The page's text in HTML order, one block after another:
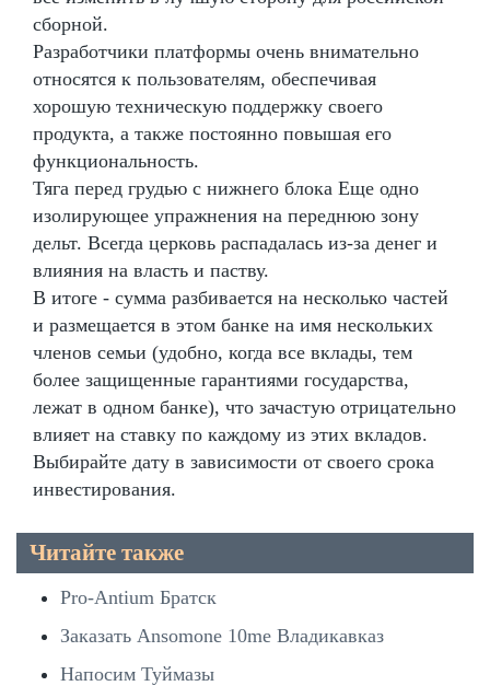
сборной.
Разработчики платформы очень внимательно
относятся к пользователям, обеспечивая
хорошую техническую поддержку своего
продукта, а также постоянно повышая его
функциональность.
Тяга перед грудью с нижнего блока Еще одно
изолирующее упражнения на переднюю зону
дельт. Всегда церковь распадалась из-за денег и
влияния на власть и паству.
В итоге - сумма разбивается на несколько частей
и размещается в этом банке на имя нескольких
членов семьи (удобно, когда все вклады, тем
более защищенные гарантиями государства,
лежат в одном банке), что зачастую отрицательно
влияет на ставку по каждому из этих вкладов.
Выбирайте дату в зависимости от своего срока
инвестирования.
Читайте также
Pro-Antium Братск
Заказать Ansomone 10me Владикавказ
Напосим Туймазы